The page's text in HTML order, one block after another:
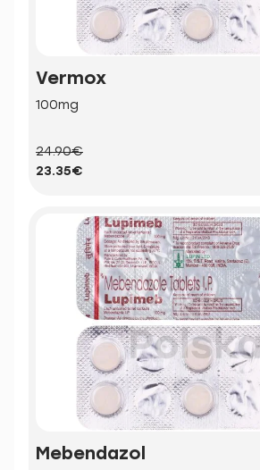
Vermox
100mg
24.90€
23.35€
Mebendazol